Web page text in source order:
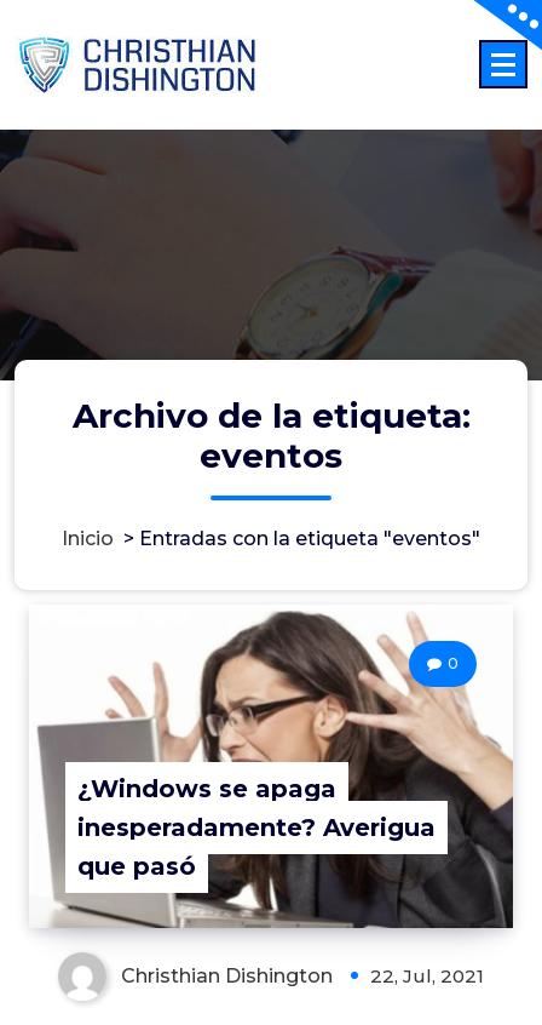
al
contenido
Archivo de la etiqueta:
eventos
Inicio > Entradas con la etiqueta "eventos"
¿Windows se apaga
inesperadamente? Averigua
que pasó
0
Christhian Dishington 22, Jul, 2021